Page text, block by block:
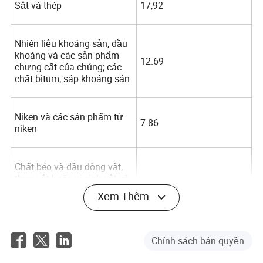
Sắt và thép 17,92
Nhiên liệu khoáng sản, dầu
khoáng và các sản phẩm
chưng cất của chúng; các
chất bitum; sáp khoáng sản
12.69
Niken và các sản phẩm từ
niken
7.86
Chất béo và dầu động vật,
thực vật hoặc vi sinh vật và
các sản phẩm phân cắt của
chúng; chất béo ăn được đã
chuẩn bị; sáp động vật hoặc
7.2
Xem Thêm
Chính sách bản quyền